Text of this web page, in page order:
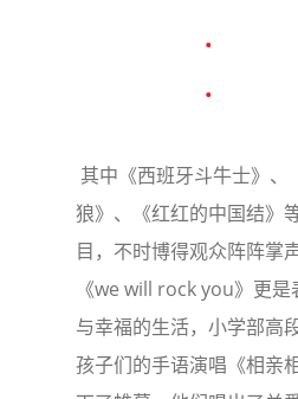
其中《西班牙斗牛士》、
狼》、《红红的中国结》
目，不时博得观众阵阵掌
《we will rock you》更
与幸福的生活，小学部高
孩子们的手语演唱《相亲